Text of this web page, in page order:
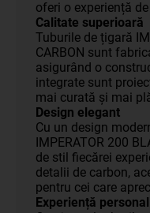
oferi o experiență
Calitate superioară
Tuburile de țigară
CARBON sunt
asigurând o
integrate sunt
mai curată și mai
Design elegant
Cu un design
IMPERATOR 200
de stil fiecărei
detalii de carbon,
pentru cei care
Experiență